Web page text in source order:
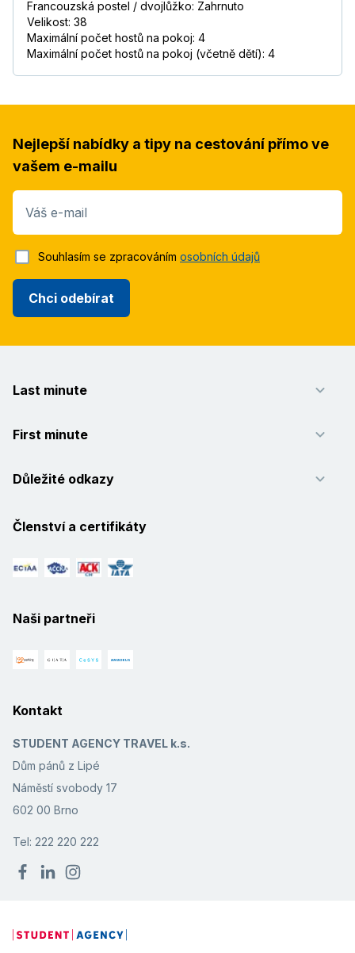
Francouzská postel / dvojlůžko: Zahrnuto
Velikost: 38
Maximální počet hostů na pokoj: 4
Maximální počet hostů na pokoj (včetně dětí): 4
Nejlepší nabídky a tipy na cestování přímo ve
vašem e-mailu
Váš e-mail
Chci odebírat
Souhlasím se zpracováním osobních údajů
Last minute
First minute
Důležité odkazy
Členství a certifikáty
Naši partneři
Kontakt
STUDENT AGENCY TRAVEL k.s.
Dům pánů z Lipé
Náměstí svobody 17
602 00 Brno
Tel: 222 220 222